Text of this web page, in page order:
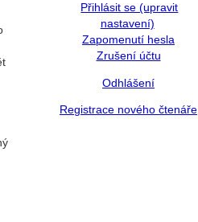
Přihlásit se (upravit
nastavení)
Zapomenutí hesla
Zrušení účtu
Odhlášení
Registrace nového čtenáře